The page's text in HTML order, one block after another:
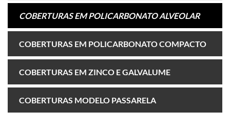
COBERTURAS EM POLICARBONATO ALVEOLAR
COBERTURAS EM POLICARBONATO COMPACTO
COBERTURAS EM ZINCO E GALVALUME
COBERTURAS MODELO PASSARELA